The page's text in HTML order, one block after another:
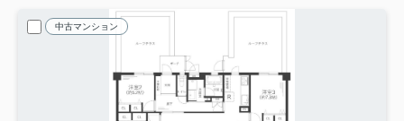
中古マンション